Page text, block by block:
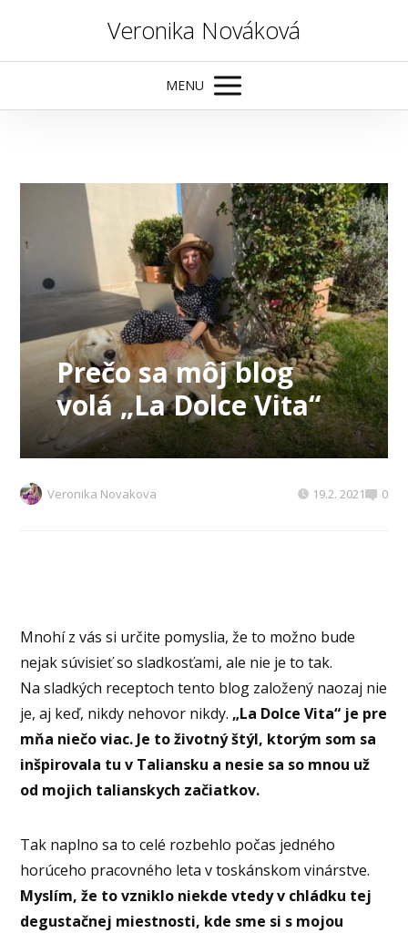
Veronika Nováková
MENU
Prečo sa môj blog
volá „La Dolce Vita“
Veronika Novakova 19.2. 2021 0
Mnohí z vás si určite pomyslia, že to možno bude
nejak súvisieť so sladkosťami, ale nie je to tak.
Na sladkých receptoch tento blog založený naozaj nie
je, aj keď, nikdy nehovor nikdy. „La Dolce Vita“ je pre
mňa niečo viac. Je to životný štýl, ktorým som sa
inšpirovala tu v Taliansku a nesie sa so mnou už
od mojich talianskych začiatkov.
Tak naplno sa to celé rozbehlo počas jedného
horúceho pracovného leta v toskánskom vinárstve.
Myslím, že to vzniklo niekde vtedy v chládku tej
degustačnej miestnosti, kde sme si s mojou